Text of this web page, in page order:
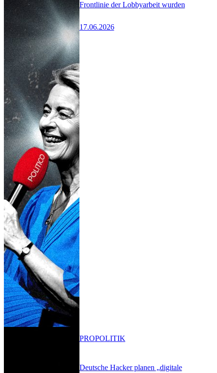
Frontlinie der Lobbyarbeit wurden
17.06.2026
Deutsche Hacker planen „digitale
PROPOLITIK